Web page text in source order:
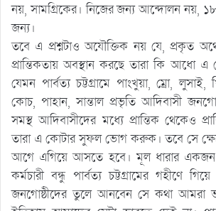
নয়, সামগ্রিকের। নিজের জন্য আন্দোলন নয়,
জন্য।
তবে এ প্রশ্নটাও অযৌক্তিক নয় যে, প্রকৃত
প্রান্তিকতায় অবস্থান করছে তারা কি আধো
যেমন পার্বত্য চট্টগ্রামে পাংখুয়া, ম্রো,
কোচ, পাহান, সান্তাল প্রভৃতি আদিবাসী
সমস্থ আদিবাসীদের মধ্যে প্রান্তিক থেকেও
তারা এ কোটার সুফল ভোগ করুক। তবে সে
আগে এগিয়ে আসতে হবে। মূল ধারার একজন
কর্মচারী বন্ধু পার্বত্য চট্টগ্রামের গহীণে
জনগোষ্ঠীদের তুলে আনবেন সে কথা আমরা